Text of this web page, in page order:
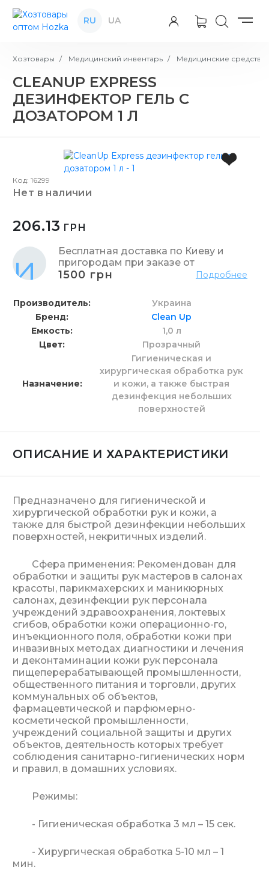
RU UA
Хозтовары Медицинский инвентарь Медицинские
CLEANUP EXPRESS
ДЕЗИНФЕКТОР ГЕЛЬ С
ДОЗАТОРОМ 1 Л
Код: 16299
нет в наличии
206.13 ГРН
Бесплатная доставка по Киеву и
пригородам при заказе от
1500 грн Подробнее
Производитель
Украина
Бренд
Clean Up
Емкость
1,0 л
Цвет
Прозрачный
Назначение
Гигиеническая и
хирургическая обработка рук
и кожи, а также быстрая
дезинфекция небольших
поверхностей
ОПИСАНИЕ И ХАРАКТЕРИСТИКИ
Предназначено для гигиенической и
хирургической обработки рук и кожи, а
также для быстрой дезинфекции небольших
поверхностей, некритичных изделий.
Сфера применения: Рекомендован для
обработки и защиты рук мастеров в салонах
красоты, парикмахерских и маникюрных
салонах, дезинфекции рук персонала
учреждений здравоохранения, локтевых
сгибов, обработки кожи операционно-го,
инъекционного поля, обработки кожи при
инвазивных методах диагностики и лечения
и деконтаминации кожи рук персонала
пищеперерабатывающей промышленности,
общественного питания и торговли, других
коммунальных об объектов,
фармацевтической и парфюмерно-
косметической промышленности,
учреждений социальной защиты и других
объектов, деятельность которых требует
соблюдения санитарно-гигиенических норм
и правил, в домашних условиях.
Режимы:
- Гигиеническая обработка 3 мл – 15 сек.
- Хирургическая обработка 5-10 мл – 1
мин.